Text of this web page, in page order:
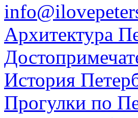
Архитектура
История
Прогулки по